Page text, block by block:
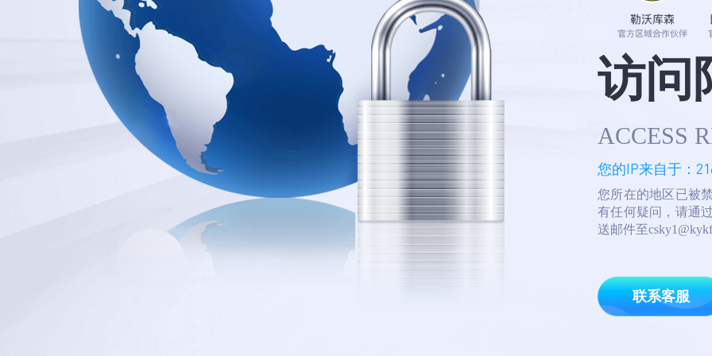
访问
ACCESS
您的IP来自于：
您所在的地区已被
有任何疑问，请通
送邮件至
联系客服